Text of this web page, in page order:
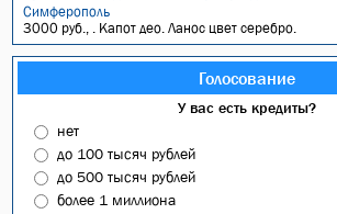
Симферополь
3000 руб., . Капот део. Ланос цвет серебро.
Голосование
У вас есть кредиты?
нет
до 100 тысяч рублей
до 500 тысяч рублей
более 1 миллиона